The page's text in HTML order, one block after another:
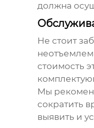
должна
Не стоит
стоимость
Мы
сократить
выявить и